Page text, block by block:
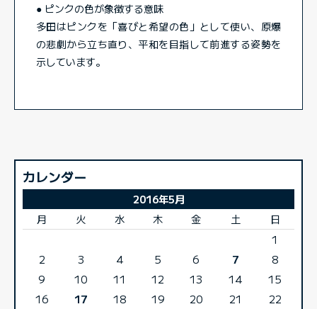
● ピンクの色が象徴する意味
多田はピンクを「喜びと希望の色」として使い、原爆
の悲劇から立ち直り、平和を目指して前進する姿勢を
示しています。
カレンダー
2016年5月
月
火 水 木 金 土 日
1
2
3 4 5 6 7
8
9
10 11 12 13 14
15
16
17 18 19 20 21
22